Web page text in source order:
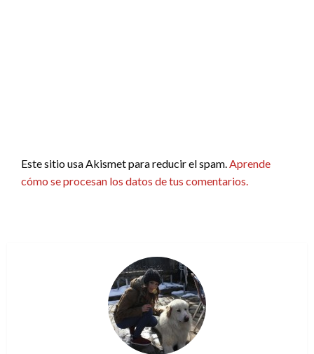
Este sitio usa Akismet para reducir el spam.Aprende
cómo se procesan los datos de tus comentarios.